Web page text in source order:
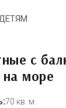
с
море
70 кв. м.